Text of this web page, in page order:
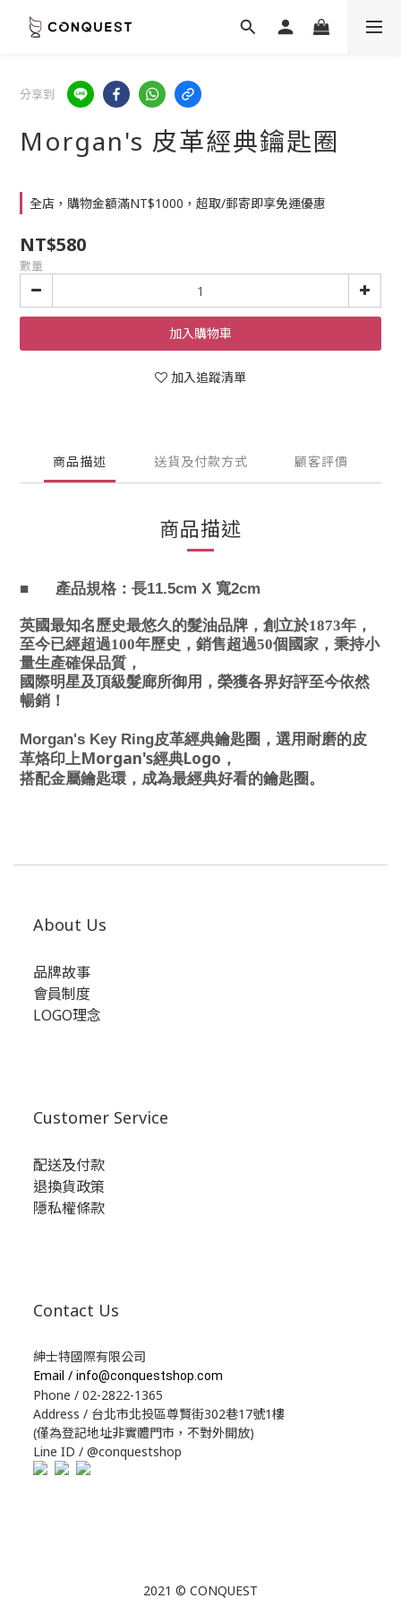
分享到
Morgan's 皮革經典鑰匙圈
全店，購物金額滿NT$1000，超取/郵寄即享免運優惠
NT$580
數量
加入購物車
加入追蹤清單
商品描述 送貨及付款方式 顧客評價
商品描述
■ 產品規格：長11.5cm X 寬2cm
英國最知名歷史最悠久的髮油品牌，創立於1873年，
至今已經超過100年歷史，銷售超過50個國家，秉持小
量生產確保品質，
國際明星及頂級髮廊所御用，榮獲各界好評至今依然
暢銷！
Morgan's Key Ring皮革經典鑰匙圈，選用耐磨的皮
革烙印上Morgan's經典Logo ，
搭配金屬鑰匙環，成為最經典好看的鑰匙圈。
About Us
品牌故事
會員制度
LOGO理念
Customer Service
配送及付款
退換貨政策
隱私權條款
Contact Us
紳士特國際有限公司
Email / info@conquestshop.com
Phone / 02-2822-1365
Address / 台北市北投區尊賢街302巷17號1樓
(僅為登記地址非實體門市，不對外開放)
Line ID / @conquestshop
2021 © CONQUEST